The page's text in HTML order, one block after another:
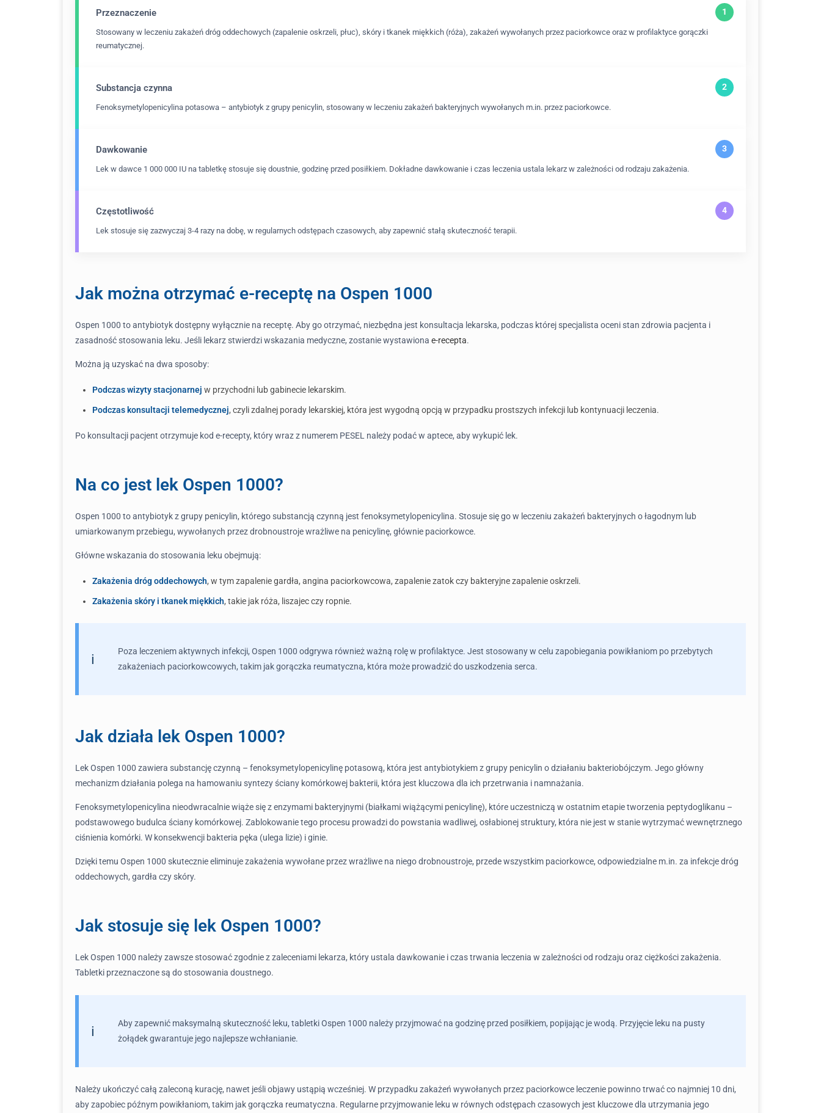
Przeznaczenie
Stosowany w leczeniu zakażeń dróg oddechowych (zapalenie oskrzeli, płuc), skóry i tkanek miękkich (róża), zakażeń wywołanych przez paciorkowce oraz w profilaktyce gorączki
reumatycznej.
Substancja czynna
Fenoksymetylopenicylina potasowa – antybiotyk z grupy penicylin, stosowany w leczeniu zakażeń bakteryjnych wywołanych m.in. przez paciorkowce.
Dawkowanie
Lek w dawce 1 000 000 IU na tabletkę stosuje się doustnie, godzinę przed posiłkiem. Dokładne dawkowanie i czas leczenia ustala lekarz w zależności od rodzaju zakażenia.
Częstotliwość
Lek stosuje się zazwyczaj 3-4 razy na dobę, w regularnych odstępach czasowych, aby zapewnić stałą skuteczność terapii.
Jak można otrzymać e-receptę na Ospen 1000
Ospen 1000 to antybiotyk dostępny wyłącznie na receptę. Aby go otrzymać, niezbędna jest konsultacja lekarska, podczas której specjalista oceni stan zdrowia pacjenta i
zasadność stosowania leku. Jeśli lekarz stwierdzi wskazania medyczne, zostanie wystawiona e-recepta.
Można ją uzyskać na dwa sposoby:
Podczas wizyty stacjonarnej w przychodni lub gabinecie lekarskim.
Podczas konsultacji telemedycznej, czyli zdalnej porady lekarskiej, która jest wygodną opcją w przypadku prostszych infekcji lub kontynuacji leczenia.
Po konsultacji pacjent otrzymuje kod e-recepty, który wraz z numerem PESEL należy podać w aptece, aby wykupić lek.
Na co jest lek Ospen 1000?
Ospen 1000 to antybiotyk z grupy penicylin, którego substancją czynną jest fenoksymetylopenicylina. Stosuje się go w leczeniu zakażeń bakteryjnych o łagodnym lub
umiarkowanym przebiegu, wywołanych przez drobnoustroje wrażliwe na penicylinę, głównie paciorkowce.
Główne wskazania do stosowania leku obejmują:
Zakażenia dróg oddechowych, w tym zapalenie gardła, angina paciorkowcowa, zapalenie zatok czy bakteryjne zapalenie oskrzeli.
Zakażenia skóry i tkanek miękkich, takie jak róża, liszajec czy ropnie.
Poza leczeniem aktywnych infekcji, Ospen 1000 odgrywa również ważną rolę w profilaktyce. Jest stosowany w celu zapobiegania powikłaniom po przebytych
zakażeniach paciorkowcowych, takim jak gorączka reumatyczna, która może prowadzić do uszkodzenia serca.
Jak działa lek Ospen 1000?
Lek Ospen 1000 zawiera substancję czynną – fenoksymetylopenicylinę potasową, która jest antybiotykiem z grupy penicylin o działaniu bakteriobójczym. Jego główny
mechanizm działania polega na hamowaniu syntezy ściany komórkowej bakterii, która jest kluczowa dla ich przetrwania i namnażania.
Fenoksymetylopenicylina nieodwracalnie wiąże się z enzymami bakteryjnymi (białkami wiążącymi penicylinę), które uczestniczą w ostatnim etapie tworzenia peptydoglikanu –
podstawowego budulca ściany komórkowej. Zablokowanie tego procesu prowadzi do powstania wadliwej, osłabionej struktury, która nie jest w stanie wytrzymać wewnętrznego
ciśnienia komórki. W konsekwencji bakteria pęka (ulega lizie) i ginie.
Dzięki temu Ospen 1000 skutecznie eliminuje zakażenia wywołane przez wrażliwe na niego drobnoustroje, przede wszystkim paciorkowce, odpowiedzialne m.in. za infekcje dróg
oddechowych, gardła czy skóry.
Jak stosuje się lek Ospen 1000?
Lek Ospen 1000 należy zawsze stosować zgodnie z zaleceniami lekarza, który ustala dawkowanie i czas trwania leczenia w zależności od rodzaju oraz ciężkości zakażenia.
Tabletki przeznaczone są do stosowania doustnego.
Aby zapewnić maksymalną skuteczność leku, tabletki Ospen 1000 należy przyjmować na godzinę przed posiłkiem, popijając je wodą. Przyjęcie leku na pusty
żołądek gwarantuje jego najlepsze wchłanianie.
Należy ukończyć całą zaleconą kurację, nawet jeśli objawy ustąpią wcześniej. W przypadku zakażeń wywołanych przez paciorkowce leczenie powinno trwać co najmniej 10 dni,
aby zapobiec późnym powikłaniom, takim jak gorączka reumatyczna. Regularne przyjmowanie leku w równych odstępach czasowych jest kluczowe dla utrzymania jego